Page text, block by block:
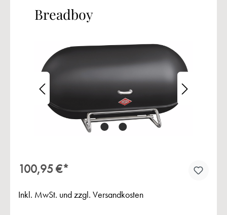
Breadboy
Bildergalerie überspringen
100,95 €*
Inkl. MwSt. und zzgl. Versandkosten